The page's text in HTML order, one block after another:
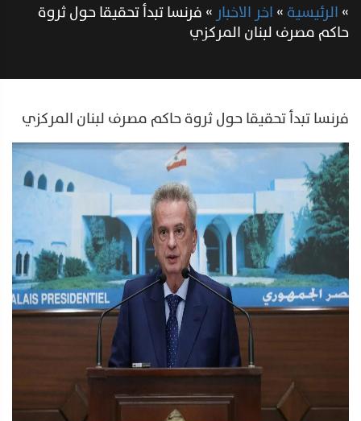
»الرئيسية»اخر الاخبار »فرنسا تبدأ تحقيقا حول ثروة
حاكم مصرف لبنان المركزي
فرنسا تبدأ تحقيقا حول ثروة حاكم مصرف لبنان المركزي